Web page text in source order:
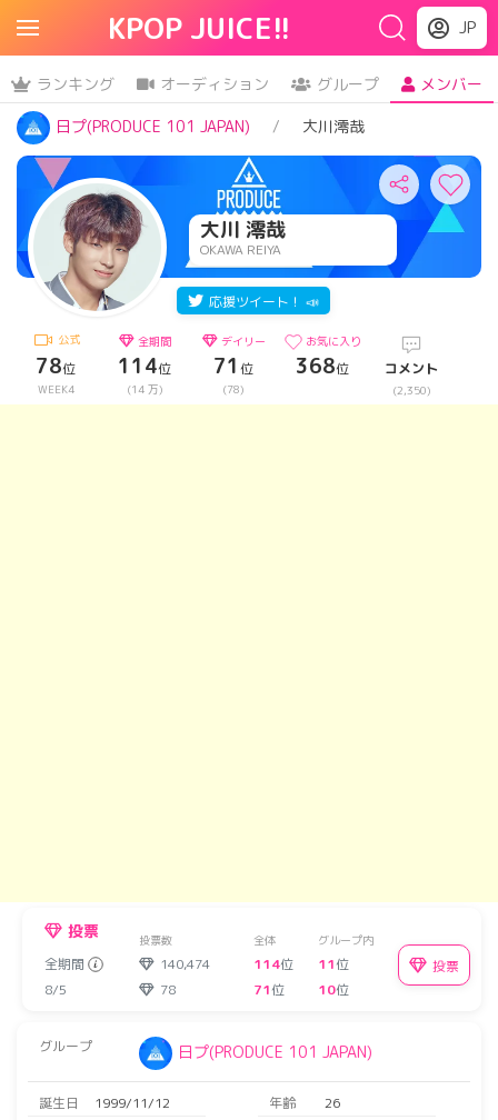
KPOP JUICE!! JP
ランキング オーディション グループ
メンバー
日プ(PRODUCE 101 JAPAN)
大川澪哉
大川 澪哉
OKAWA REIYA
応援ツイート！ 📣
公式
78位
WEEK4
全期間
114位
(14 万)
デイリー
71 位
(78)
お気に入り
368位 コメント
(2,350)
投票 投票数 全体 グループ内
全期間 140,474 114位 11位
8/5
78 71位 10位
投票
グループ 日プ(PRODUCE 101 JAPAN)
誕生日 1999/11/12 年齢
26